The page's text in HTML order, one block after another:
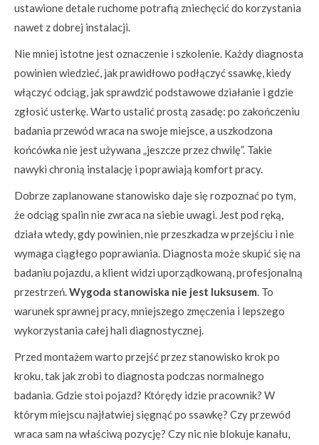
ustawione detale ruchome potrafią zniechęcić do korzystania
nawet z dobrej instalacji.
Nie mniej istotne jest oznaczenie i szkolenie. Każdy diagnosta
powinien wiedzieć, jak prawidłowo podłączyć ssawkę, kiedy
włączyć odciąg, jak sprawdzić podstawowe działanie i gdzie
zgłosić usterkę. Warto ustalić prostą zasadę: po zakończeniu
badania przewód wraca na swoje miejsce, a uszkodzona
końcówka nie jest używana „jeszcze przez chwilę”. Takie
nawyki chronią instalację i poprawiają komfort pracy.
Dobrze zaplanowane stanowisko daje się rozpoznać po tym,
że odciąg spalin nie zwraca na siebie uwagi. Jest pod ręką,
działa wtedy, gdy powinien, nie przeszkadza w przejściu i nie
wymaga ciągłego poprawiania. Diagnosta może skupić się na
badaniu pojazdu, a klient widzi uporządkowaną, profesjonalną
przestrzeń. Wygoda stanowiska nie jest luksusem . To
warunek sprawnej pracy, mniejszego zmęczenia i lepszego
wykorzystania całej hali diagnostycznej.
Przed montażem warto przejść przez stanowisko krok po
kroku, tak jak zrobi to diagnosta podczas normalnego
badania. Gdzie stoi pojazd? Którędy idzie pracownik? W
którym miejscu najłatwiej sięgnąć po ssawkę? Czy przewód
wraca sam na właściwą pozycję? Czy nic nie blokuje kanału,